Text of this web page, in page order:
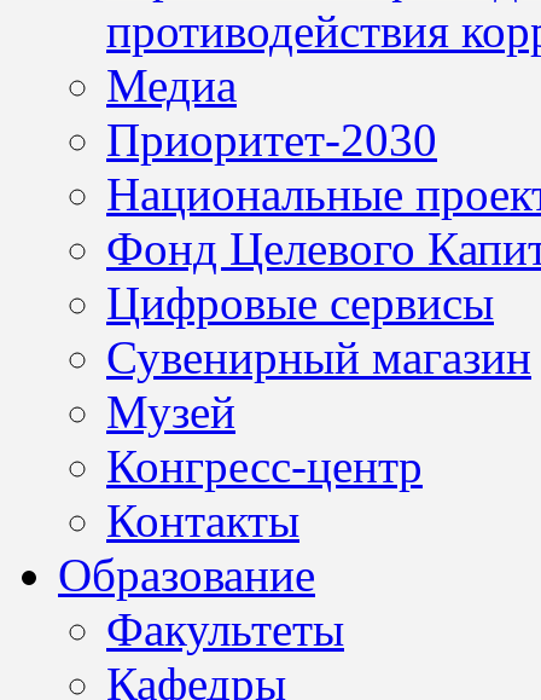
противодействия
Медиа
Приоритет-2030
Национальные
Фонд Целевого
Цифровые сервисы
Сувенирный магазин
Музей
Конгресс-центр
Контакты
Образование
Факультеты
Кафедры